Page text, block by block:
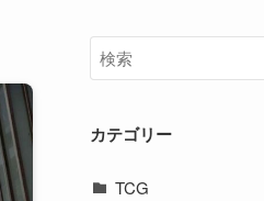
カテゴリー
TCG